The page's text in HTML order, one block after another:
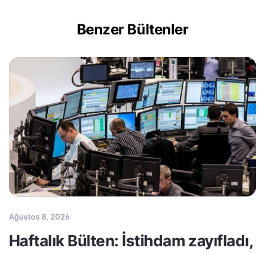
Benzer Bültenler
Ağustos 8, 2026
Haftalık Bülten: İstihdam zayıfladı,